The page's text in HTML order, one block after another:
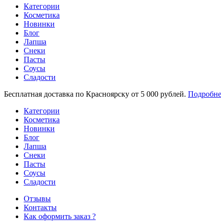
Категории
Косметика
Новинки
Блог
Лапша
Снеки
Пасты
Соусы
Сладости
Бесплатная доставка по Красноярску от 5 000 рублей.
Категории
Косметика
Новинки
Блог
Лапша
Снеки
Пасты
Соусы
Сладости
Отзывы
Контакты
Как оформить заказ ?